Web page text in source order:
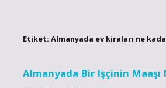
Etiket: Almanyada ev kiraları ne
Almanyada Bir Işçinin Maaşı